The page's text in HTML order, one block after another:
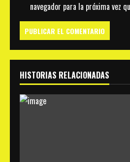
navegador para la próxima vez
HISTORIAS RELACIONADAS